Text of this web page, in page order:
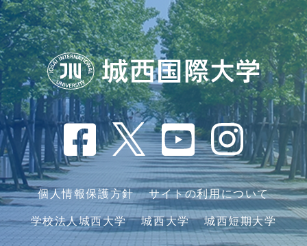
個人情報保護方針 サイトの利用について
学校法人城西大学 城西大学 城西短期大学